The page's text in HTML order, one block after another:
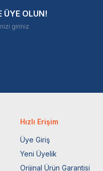
ÜYE OLUN!
Hızlı Erişim
Üye Giriş
Yeni Üyelik
Orijinal Ürün Garantisi